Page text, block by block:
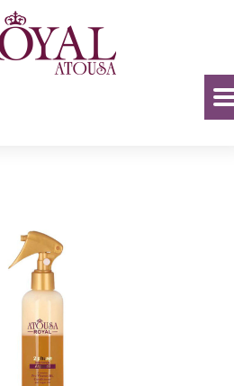
تغییر گذر واژه
سفارشات